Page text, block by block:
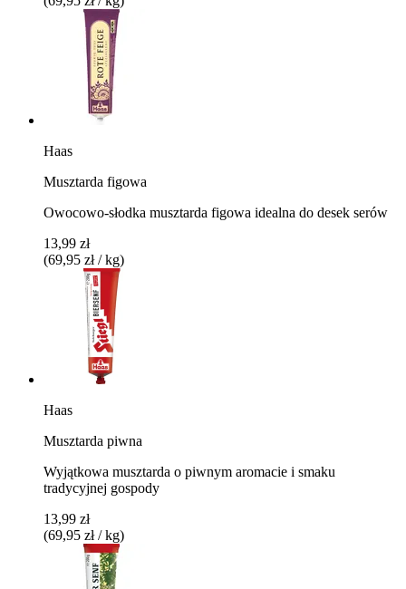
Haas
Musztarda figowa
Owocowo-słodka musztarda figowa idealna do desek serów
13,99 zł
(69,95 zł / kg)
Haas
Musztarda piwna
Wyjątkowa musztarda o piwnym aromacie i smaku
tradycyjnej gospody
13,99 zł
(69,95 zł / kg)